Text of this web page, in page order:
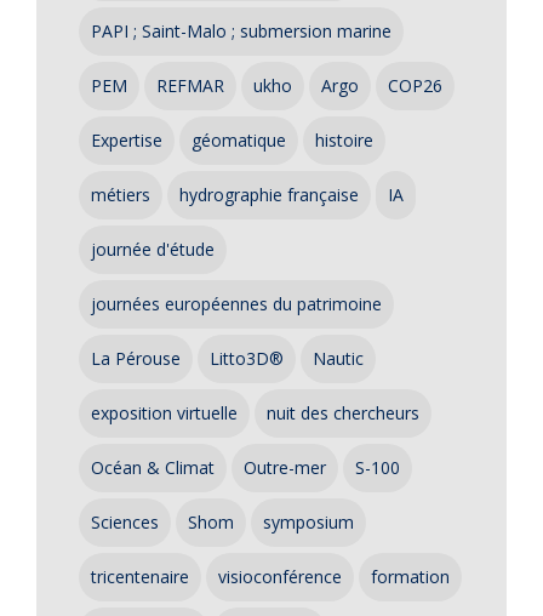
PAPI ; Saint-Malo ; submersion marine
PEM REFMAR ukho Argo COP26
Expertise géomatique histoire
métiers hydrographie française IA
journée d'étude
journées européennes du patrimoine
La Pérouse Litto3D® Nautic
exposition virtuelle nuit des chercheurs
Océan & Climat Outre-mer S-100
Sciences Shom symposium
tricentenaire visioconférence formation